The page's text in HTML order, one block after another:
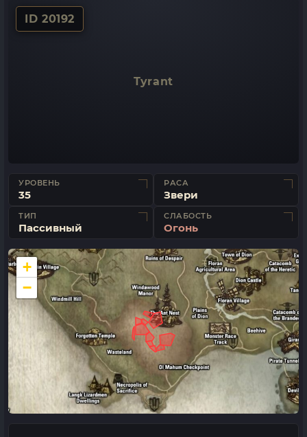
ID 20192
Tyrant
УРОВЕНЬ
35
РАСА
Звери
ТИП
Пассивный
СЛАБОСТЬ
Огонь
+
−